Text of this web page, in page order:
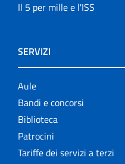
Il 5 per mille e l'ISS
SERVIZI
Aule
Bandi e concorsi
Biblioteca
Patrocini
Tariffe dei servizi a terzi